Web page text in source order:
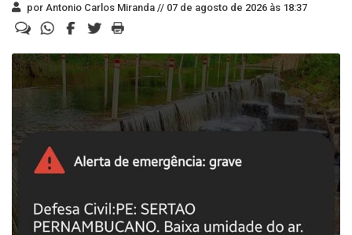
por Antonio Carlos Miranda // 07 de agosto de 2026 às 18:37